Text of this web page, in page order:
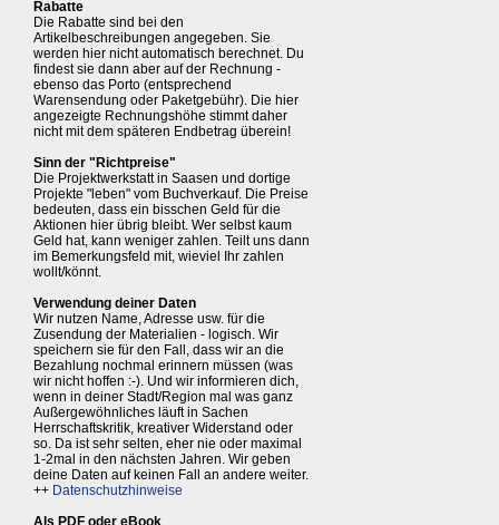
Rabatte
Die Rabatte sind bei den
Artikelbeschreibungen angegeben. Sie
werden hier nicht automatisch berechnet. Du
findest sie dann aber auf der Rechnung -
ebenso das Porto (entsprechend
Warensendung oder Paketgebühr). Die hier
angezeigte Rechnungshöhe stimmt daher
nicht mit dem späteren Endbetrag überein!
Sinn der "Richtpreise"
Die Projektwerkstatt in Saasen und dortige
Projekte "leben" vom Buchverkauf. Die Preise
bedeuten, dass ein bisschen Geld für die
Aktionen hier übrig bleibt. Wer selbst kaum
Geld hat, kann weniger zahlen. Teilt uns dann
im Bemerkungsfeld mit, wieviel Ihr zahlen
wollt/könnt.
Verwendung deiner Daten
Wir nutzen Name, Adresse usw. für die
Zusendung der Materialien - logisch. Wir
speichern sie für den Fall, dass wir an die
Bezahlung nochmal erinnern müssen (was
wir nicht hoffen :-). Und wir informieren dich,
wenn in deiner Stadt/Region mal was ganz
Außergewöhnliches läuft in Sachen
Herrschaftskritik, kreativer Widerstand oder
so. Da ist sehr selten, eher nie oder maximal
1-2mal in den nächsten Jahren. Wir geben
deine Daten auf keinen Fall an andere weiter.
++ Datenschutzhinweise
Als PDF oder eBook